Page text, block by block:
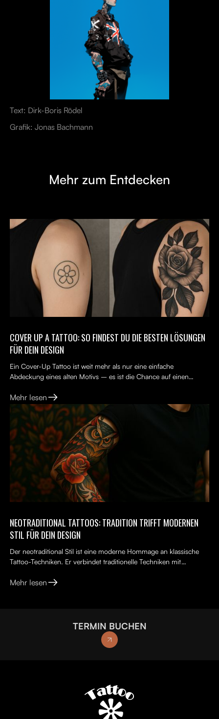
Text: Dirk-Boris Rödel
Grafik: Jonas Bachmann
Mehr zum Entdecken
COVER UP A TATTOO: SO FINDEST DU DIE BESTEN LÖSUNGEN
FÜR DEIN DESIGN
Ein Cover-Up Tattoo ist weit mehr als nur eine einfache
Abdeckung eines alten Motivs – es ist die Chance auf einen
Mehr lesen
NEOTRADITIONAL TATTOOS: TRADITION TRIFFT MODERNEN
STIL FÜR DEIN DESIGN
Der neotraditional Stil ist eine moderne Hommage an klassische
Tattoo-Techniken. Er verbindet traditionelle Techniken mit
Mehr lesen
TERMIN BUCHEN